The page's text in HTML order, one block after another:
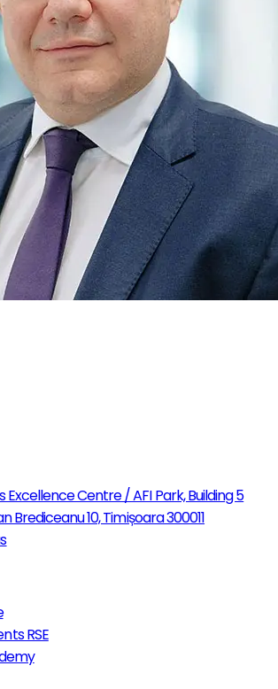
Excellence Centre / AFI Park, Building 5
Brediceanu 10, Timișoara 300011
RSE